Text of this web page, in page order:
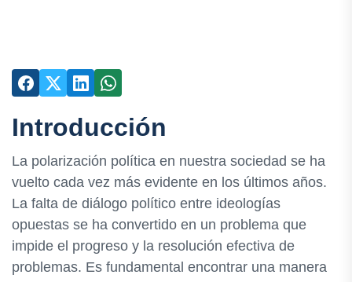
Introducción
La polarización política en nuestra sociedad se ha
vuelto cada vez más evidente en los últimos años.
La falta de diálogo político entre ideologías
opuestas se ha convertido en un problema que
impide el progreso y la resolución efectiva de
problemas. Es fundamental encontrar una manera